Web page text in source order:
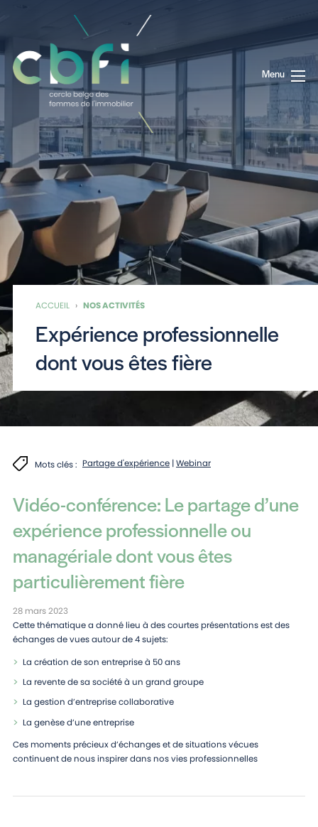
Menu
ACCUEIL › NOS ACTIVITÉS
Expérience professionnelle
dont vous êtes fière
Mots clés : Partage d'expérience |Webinar
Vidéo-conférence: Le partage d’une
expérience professionnelle ou
managériale dont vous êtes
particulièrement fière
28 mars 2023
Cette thématique a donné lieu à des courtes présentations est des
échanges de vues autour de 4 sujets:
La création de son entreprise à 50 ans
La revente de sa société à un grand groupe
La gestion d’entreprise collaborative
La genèse d’une entreprise
Ces moments précieux d’échanges et de situations vécues
continuent de nous inspirer dans nos vies professionnelles